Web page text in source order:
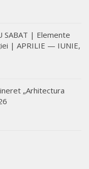
SABAT | Elemente
| APRILIE — IUNIE,
„Arhitectura